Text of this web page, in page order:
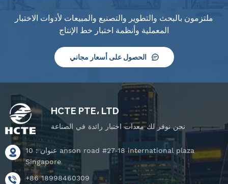
ملتزمون بالبحث والتطوير والتصنيع والمبيعات لأدوات الاختبار
المعملية وأنظمة اختبار خط الإنتاج
الحصول على أسعار مجاني
HCTE PTE، LTD
نحن نوفر لك معدات اختبار رائدة في الصناعة
عنوان : 10 anson road #27-18 international plaza
Singapore
+86 18998460309